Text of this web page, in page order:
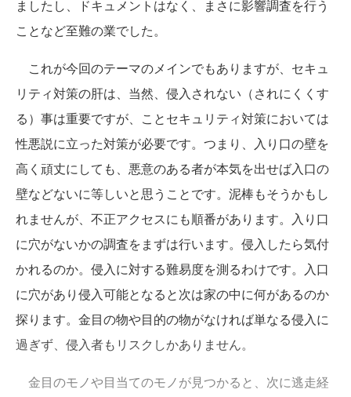
ましたし、ドキュメントはなく、まさに影響調査を行う
ことなど至難の業でした。
これが今回のテーマのメインでもありますが、セキュ
リティ対策の肝は、当然、侵入されない（されにくくす
る）事は重要ですが、ことセキュリティ対策においては
性悪説に立った対策が必要です。つまり、入り口の壁を
高く頑丈にしても、悪意のある者が本気を出せば入口の
壁などないに等しいと思うことです。泥棒もそうかもし
れませんが、不正アクセスにも順番があります。入り口
に穴がないかの調査をまずは行います。侵入したら気付
かれるのか。侵入に対する難易度を測るわけです。入口
に穴があり侵入可能となると次は家の中に何があるのか
探ります。金目の物や目的の物がなければ単なる侵入に
過ぎず、侵入者もリスクしかありません。
金目のモノや目当てのモノが見つかると、次に逃走経